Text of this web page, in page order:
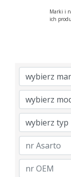
Marki i
ich
Brand
Model
Category
nrAsarto
nrOem
Color